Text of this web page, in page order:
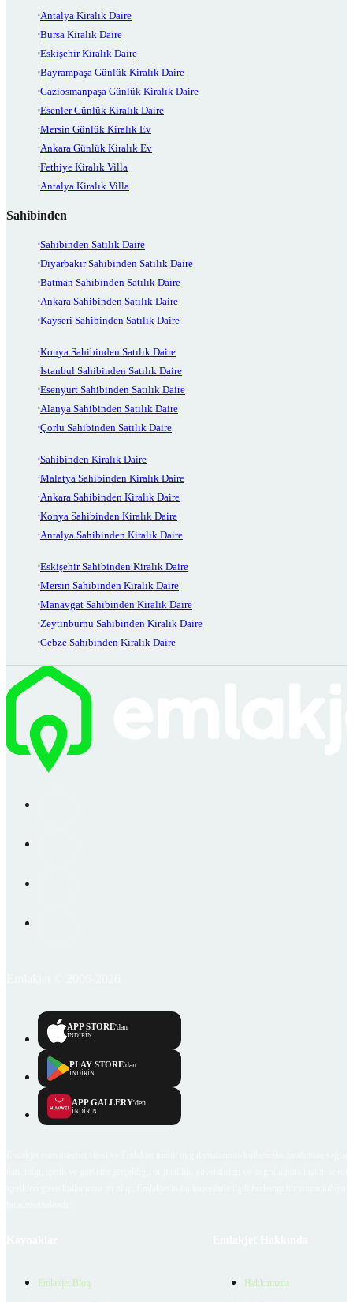
Antalya Kiralık Daire
Bursa Kiralık Daire
Eskişehir Kiralık Daire
Bayrampaşa Günlük Kiralık Daire
Gaziosmanpaşa Günlük Kiralık Daire
Esenler Günlük Kiralık Daire
Mersin Günlük Kiralık Ev
Ankara Günlük Kiralık Ev
Fethiye Kiralık Villa
Antalya Kiralık Villa
Sahibinden
Sahibinden Satılık Daire
Diyarbakır Sahibinden Satılık Daire
Batman Sahibinden Satılık Daire
Ankara Sahibinden Satılık Daire
Kayseri Sahibinden Satılık Daire
Konya Sahibinden Satılık Daire
İstanbul Sahibinden Satılık Daire
Esenyurt Sahibinden Satılık Daire
Alanya Sahibinden Satılık Daire
Çorlu Sahibinden Satılık Daire
Sahibinden Kiralık Daire
Malatya Sahibinden Kiralık Daire
Ankara Sahibinden Kiralık Daire
Konya Sahibinden Kiralık Daire
Antalya Sahibinden Kiralık Daire
Eskişehir Sahibinden Kiralık Daire
Mersin Sahibinden Kiralık Daire
Manavgat Sahibinden Kiralık Daire
Zeytinburnu Sahibinden Kiralık Daire
Gebze Sahibinden Kiralık Daire
APP STORE'dan
İNDİRİN
PLAY STORE'dan
İNDİRİN
APP GALLERY'den
İNDİRİN
Emlakjet Blog Hakkımızda